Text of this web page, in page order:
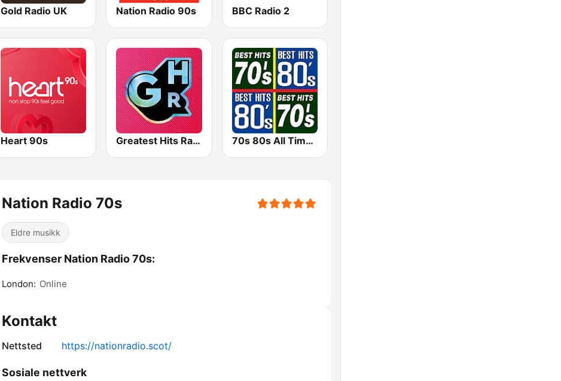
Gold Radio UK Nation Radio 90s BBC Radio 2
Heart 90s Greatest Hits Radio 70s 80s All Time Greatest
Nation Radio 70s
Eldre musikk
Frekvenser Nation Radio 70s:
London: Online
Kontakt
Nettsted https://nationradio.scot/
Sosiale nettverk